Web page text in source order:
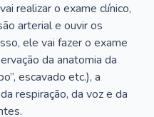
realizar o exame clínico,
arterial e ouvir os
ele vai fazer o exame
da anatomia da
escavado etc.), a
respiração, da voz e da